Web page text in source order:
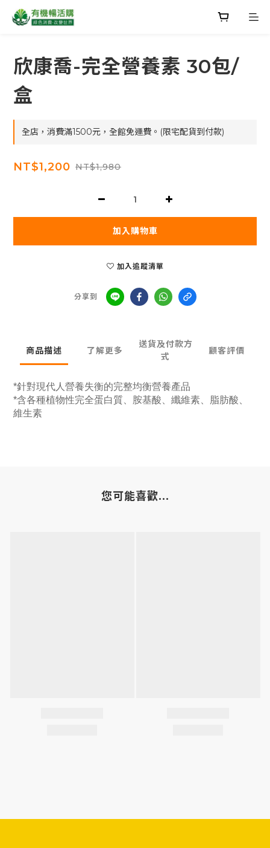
欣康喬-完全營養素 30包/
盒
全店，消費滿1500元，全館免運費。(限宅配貨到付款)
NT$1,200 NT$1,980
加入購物車
加入追蹤清單
分享到
商品描述 了解更多
送貨及付款方
式
顧客評價
*針對現代人營養失衡的完整均衡營養產品
*含各種植物性完全蛋白質、胺基酸、纖維素、脂肪酸、
維生素
您可能喜歡...